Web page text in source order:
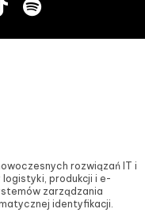
rozwiązań IT i
produkcji i e-
zarządzania
identyfikacji.